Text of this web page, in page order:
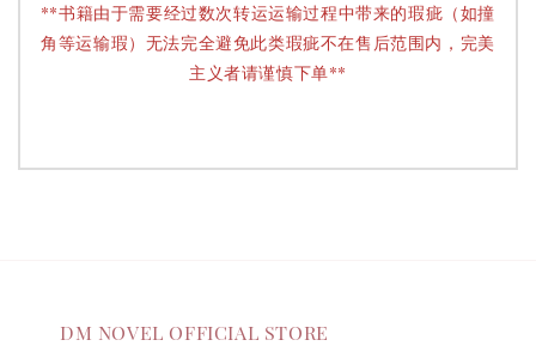
**书籍由于需要经过数次转运运输过程中带来的瑕疵（如撞
角等运输瑕）无法完全避免此类瑕疵不在售后范围内，完美
主义者请谨慎下单**
DM NOVEL OFFICIAL STORE